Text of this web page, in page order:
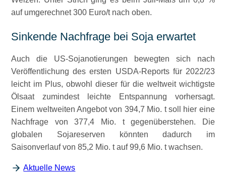
auf umgerechnet 300 Euro/t nach oben.
Sinkende Nachfrage bei Soja erwartet
Auch die US-Sojanotierungen bewegten sich nach
Veröffentlichung des ersten USDA-Reports für 2022/23
leicht im Plus, obwohl dieser für die weltweit wichtigste
Ölsaat zumindest leichte Entspannung vorhersagt.
Einem weltweiten Angebot von 394,7 Mio. t soll hier eine
Nachfrage von 377,4 Mio. t gegenüberstehen. Die
globalen Sojareserven könnten dadurch im
Saisonverlauf von 85,2 Mio. t auf 99,6 Mio. t wachsen.
Aktuelle News